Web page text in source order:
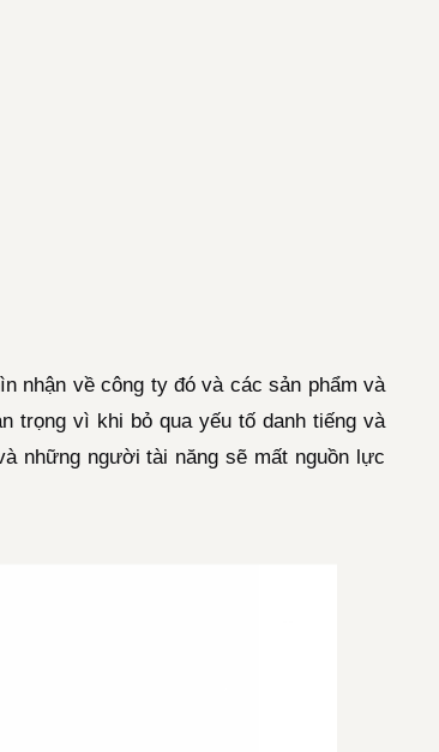
nhận về công ty đó và các sản phẩm và
trọng vì khi bỏ qua yếu tố danh tiếng và
những người tài năng sẽ mất nguồn lực